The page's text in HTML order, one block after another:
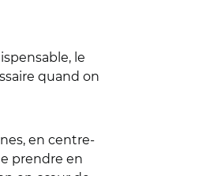
le
quand on
en centre-
prendre en